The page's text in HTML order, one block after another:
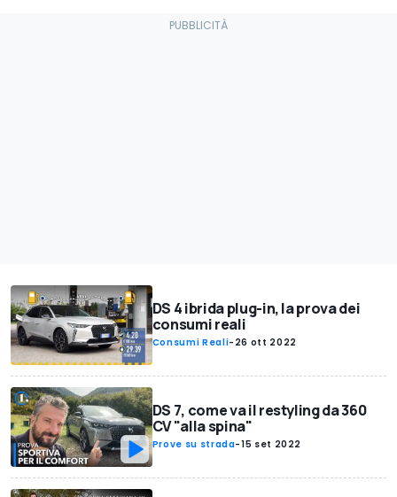
DS 4 ibrida plug-in, la prova dei
consumi reali
Consumi Reali- 26 ott 2022
DS 7, come va il restyling da 360
CV "alla spina"
Prove su strada-15 set 2022